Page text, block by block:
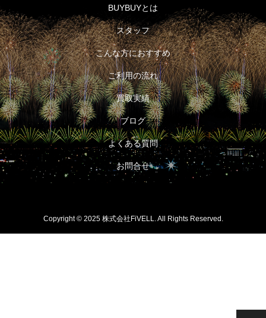
BUYBUYとは
スタッフ
こんな方におすすめ
ご利用の流れ
買取実績
ブログ
よくある質問
お問合せ
Copyright © 2025 株式会社FiVELL. All Rights Reserved.